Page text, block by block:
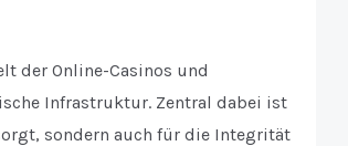
der Online-Casinos und
Infrastruktur. Zentral dabei ist
sondern auch für die Integrität